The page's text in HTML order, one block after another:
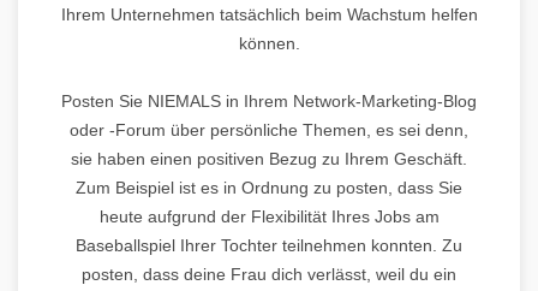
Ihrem Unternehmen tatsächlich beim Wachstum helfen
können.
Posten Sie NIEMALS in Ihrem Network-Marketing-Blog
oder -Forum über persönliche Themen, es sei denn,
sie haben einen positiven Bezug zu Ihrem Geschäft.
Zum Beispiel ist es in Ordnung zu posten, dass Sie
heute aufgrund der Flexibilität Ihres Jobs am
Baseballspiel Ihrer Tochter teilnehmen konnten. Zu
posten, dass deine Frau dich verlässt, weil du ein